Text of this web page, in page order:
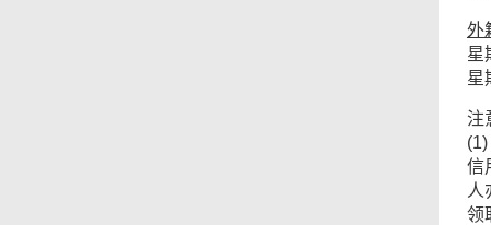
外
星
星
注
信
人
领